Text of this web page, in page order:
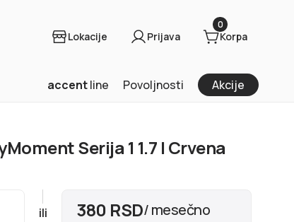
Lokacije Prijava
0
Korpa
accentline Povoljnosti Akcije
Serija 1 1.7 l Crvena
ili 380 RSD/ mesečno